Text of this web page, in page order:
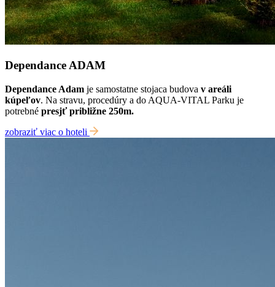
Dependance ADAM
Dependance Adam je samostatne stojaca budova v areáli
kúpeľov. Na stravu, procedúry a do AQUA-VITAL Parku je
potrebné presjť približne 250m.
zobraziť viac o hoteli